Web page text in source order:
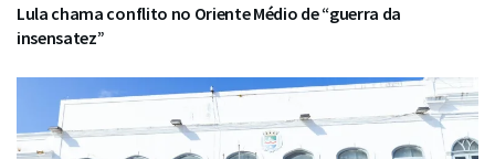
Lula chama conflito no Oriente Médio de “guerra da
insensatez”